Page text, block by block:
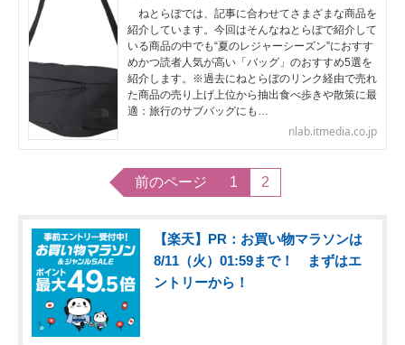
ねとらぼでは、記事に合わせてさまざまな商品を
紹介しています。今回はそんなねとらぼで紹介して
いる商品の中でも“夏のレジャーシーズン”におすす
めかつ読者人気が高い「バッグ」のおすすめ5選を
紹介します。※過去にねとらぼのリンク経由で売れ
た商品の売り上げ上位から抽出食べ歩きや散策に最
適：旅行のサブバッグにも…
nlab.itmedia.co.jp
前のページ 1 2
【楽天】PR：お買い物マラソンは
8/11（火）01:59まで！ まずはエ
ントリーから！